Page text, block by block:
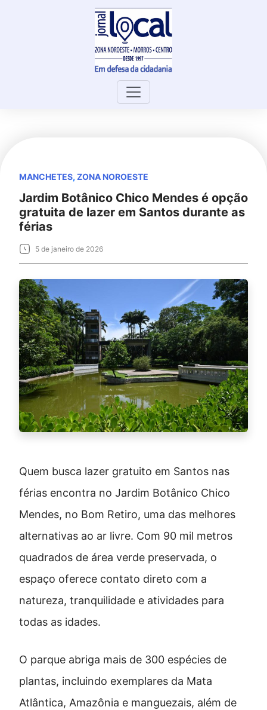
MANCHETES, ZONA NOROESTE
Jardim Botânico Chico Mendes é opção
gratuita de lazer em Santos durante as
férias
5 de janeiro de 2026
Quem busca lazer gratuito em Santos nas
férias encontra no Jardim Botânico Chico
Mendes, no Bom Retiro, uma das melhores
alternativas ao ar livre. Com 90 mil metros
quadrados de área verde preservada, o
espaço oferece contato direto com a
natureza, tranquilidade e atividades para
todas as idades.
O parque abriga mais de 300 espécies de
plantas, incluindo exemplares da Mata
Atlântica, Amazônia e manguezais, além de